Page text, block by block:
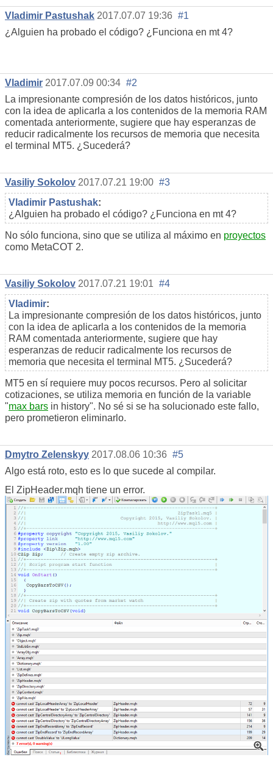
Vladimir Pastushak 2017.07.07 19:36 #1
¿Alguien ha probado el código? ¿Funciona en mt 4?
Vladimir 2017.07.09 00:34 #2
La impresionante compresión de los datos históricos, junto
con la idea de aplicarla a los contenidos de la memoria RAM
comentada anteriormente, sugiere que hay esperanzas de
reducir radicalmente los recursos de memoria que necesita
el terminal MT5. ¿Sucederá?
Vasiliy Sokolov 2017.07.21 19:00 #3
Vladimir Pastushak:
¿Alguien ha probado el código? ¿Funciona en mt 4?
No sólo funciona, sino que se utiliza al máximo en proyectos
como MetaCOT 2.
Vasiliy Sokolov 2017.07.21 19:01 #4
Vladimir:
La impresionante compresión de los datos históricos, junto
con la idea de aplicarla a los contenidos de la memoria
RAM comentada anteriormente, sugiere que hay
esperanzas de reducir radicalmente los recursos de
memoria que necesita el terminal MT5. ¿Sucederá?
MT5 en sí requiere muy pocos recursos. Pero al solicitar
cotizaciones, se utiliza memoria en función de la variable
"max bars in history". No sé si se ha solucionado este fallo,
pero prometieron eliminarlo.
Dmytro Zelenskyy 2017.08.06 10:36 #5
Algo está roto, esto es lo que sucede al compilar.
El ZipHeader.mqh tiene un error.